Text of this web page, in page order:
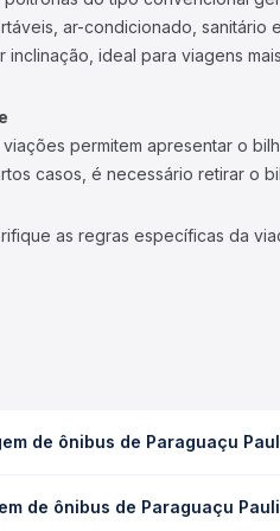
ar-condicionado, sanitário
inclinação, ideal para viagens
viações permitem apresentar o
casos, é necessário retirar o
as regras específicas da
de ônibus de Paraguaçu
Na Quero Passagem você
de ônibus de Paraguaçu